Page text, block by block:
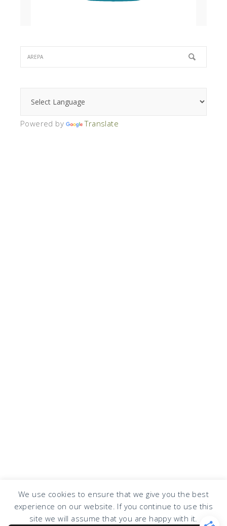
We use cookies to ensure that we give you the best
experience on our website. If you continue to use this
site we will assume that you are happy with it.
Powered by Translate
COPYRIGHT © 2026 · DESIGN BYDESIGN CHICKY LOG IN